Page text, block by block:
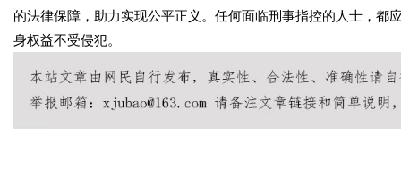
的法律保障，助力实现公平正义。任何面临刑事指控的人士，
身权益不受侵犯。